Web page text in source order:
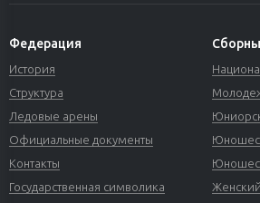
Федерация
История
Структура
Ледовые арены
Официальные документы
Контакты
Государственная символика